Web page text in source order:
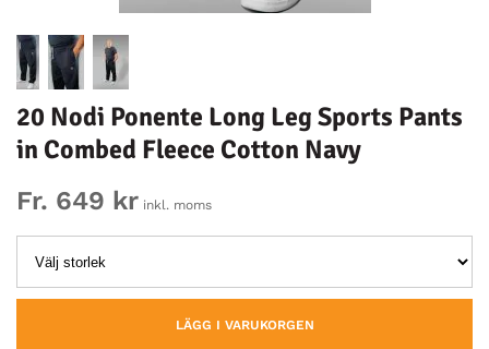
20 Nodi Ponente Long Leg Sports Pants
in Combed Fleece Cotton Navy
Fr. 649 kr inkl. moms
LÄGG I VARUKORGEN